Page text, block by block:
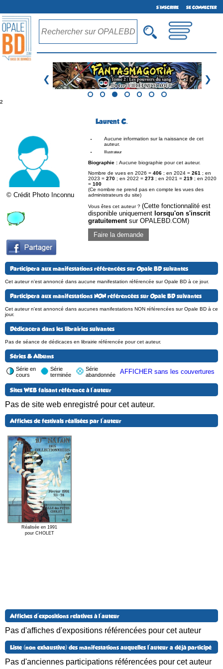
S'INSCRIRE SE CONNECTER
❮ ❯
²
Laurent C.
© Crédit Photo Inconnu
Aucune information sur la naissance de cet
auteur.
Illustrateur
Biographie : Aucune biographie pour cet auteur.
Nombre de vues en 2026 = 406 ; en 2024 = 261 ; en
2023 = 270 ; en 2022 = 273 ; en 2021 = 219 ; en 2020
= 100
(Ce nombre ne prend pas en compte les vues des
administrateurs du site)
Vous êtes cet auteur ? (Cette fonctionnalité est
disponible uniquement lorsqu'on s'inscrit
gratuitementsur OPALEBD.COM)
Faire la demande
Participera aux manifestations référencées sur Opale BD suivantes
Cet auteur n'est annoncé dans aucune manifestation référencée sur Opale BD à ce jour.
Participera aux manifestations NON référencées sur Opale BD suivantes
Cet auteur n'est annoncé dans aucunes manifestations NON référencées sur Opale BD à ce
jour.
Dédicacera dans les librairies suivantes
Pas de séance de dédicaces en librairie référencée pour cet auteur.
Séries & Albums
Série en
cours
Série
terminée
Série
abandonnée
AFFICHER sans les couvertures
Sites WEB faisant référence à l'auteur
Pas de site web enregistré pour cet auteur.
Affiches de festivals réalisées par l'auteur
Réalisée en 1991
pour CHOLET
Affiches d'expositions relatives à l'auteur
Pas d'affiches d'expositions référencées pour cet auteur
Liste (non exhaustive) des manifestations auquelles l'auteur a déjà participé
Pas d'anciennes participations référencées pour cet auteur